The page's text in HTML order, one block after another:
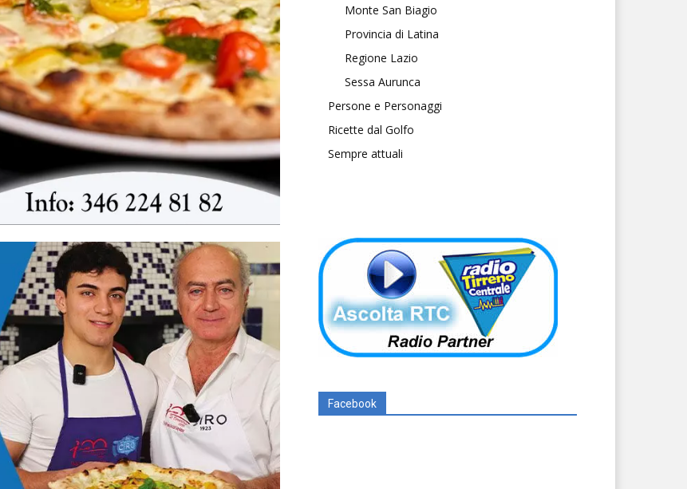
Monte San Biagio
Provincia di Latina
Regione Lazio
Sessa Aurunca
Persone e Personaggi
Ricette dal Golfo
Sempre attuali
Facebook